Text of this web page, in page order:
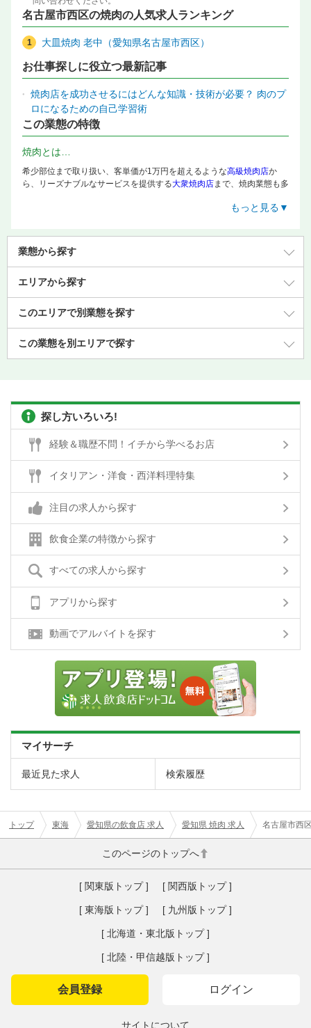
名古屋市西区の焼肉の人気求人ランキング
大皿焼肉 老中（愛知県名古屋市西区）
お仕事探しに役立つ最新記事
焼肉店を成功させるにはどんな知識・技術が必要？ 肉のプ
ロになるための自己学習術
この業態の特徴
焼肉とは…
希少部位まで取り扱い、客単価が1万円を超えるような高級焼肉店か
ら、リーズナブルなサービスを提供する大衆焼肉店まで、焼肉業態も多
など、扱う肉の種類やスタ
もっと見る▼
業態から探す
エリアから探す
このエリアで別業態を探す
この業態を別エリアで探す
探し方いろいろ!
経験＆職歴不問！イチから学べるお店
イタリアン・洋食・西洋料理特集
注目の求人から探す
飲食企業の特徴から探す
すべての求人から探す
アプリから探す
動画でアルバイトを探す
マイサーチ
最近見た求人 検索履歴
トップ 東海 愛知県の飲食店 求人 愛知県 焼肉 求人 名古屋市西
このページのトップへ
[ 関東版トップ ] [ 関西版トップ ]
[ 東海版トップ ] [ 九州版トップ ]
[ 北海道・東北版トップ ]
[ 北陸・甲信越版トップ ]
会員登録 ログイン
サイトについて